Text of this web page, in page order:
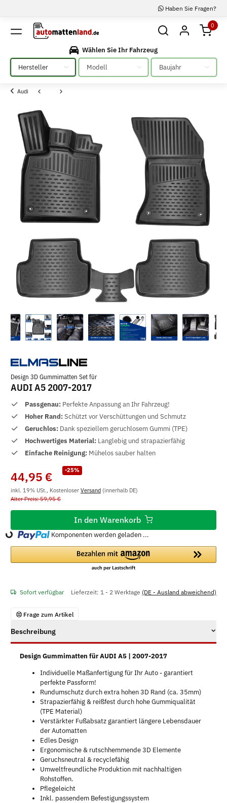
Haben Sie Fragen?
0
Wählen Sie Ihr Fahrzeug
Bitte auswählen
Bitte auswählen Bitte auswählen
Audi
Design 3D Gummimatten Set für
AUDI A5 2007-2017
Passgenau: Perfekte Anpassung an Ihr Fahrzeug!
Hoher Rand:Schützt vor Verschüttungen und Schmutz
Geruchlos: Dank speziellem geruchlosem Gummi (TPE)
Hochwertiges Material: Langlebig und strapazierfähig
Einfache Reinigung: Mühelos sauber halten
-25%
44,95 €
inkl. 19% USt., Kostenloser Versand (innerhalb DE)
Alter Preis: 59,95 €
In den Warenkorb
Loading... Komponenten werden geladen ...
Sofort verfügbar Lieferzeit: 1 - 2 Werktage (DE - Ausland abweichend)
Frage zum Artikel
Beschreibung
Design Gummimatten für AUDI A5 | 2007-2017
Individuelle Maßanfertigung für Ihr Auto - garantiert
perfekte Passform!
Rundumschutz durch extra hohen 3D Rand (ca. 35mm)
Strapazierfähig & reißfest durch hohe Gummiqualität
(TPE Material)
Verstärkter Fußabsatz garantiert längere Lebensdauer
der Automatten
Edles Design
Ergonomische & rutschhemmende 3D Elemente
Geruchsneutral & recyclefähig
Umweltfreundliche Produktion mit nachhaltigen
Rohstoffen.
Pflegeleicht
Inkl. passendem Befestigungssystem